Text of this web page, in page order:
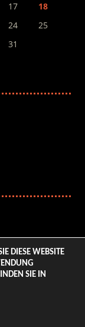
17
18
24
25
31
Magazine.
DIESE WEBSITE
SIE IN